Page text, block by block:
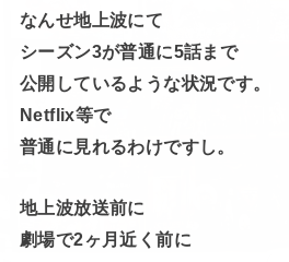
なんせ地上波にて
シーズン3が普通に5話まで
公開しているような状況です。
Netflix等で
普通に見れるわけですし。
地上波放送前に
劇場で2ヶ月近く前に